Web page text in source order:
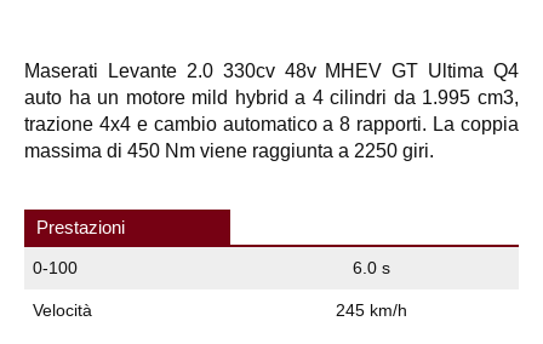
Maserati Levante 2.0 330cv 48v MHEV GT Ultima Q4
auto ha un motore mild hybrid a 4 cilindri da 1.995 cm3,
trazione 4x4 e cambio automatico a 8 rapporti. La coppia
massima di 450 Nm viene raggiunta a 2250 giri.
Prestazioni
0-100 6.0 s
Velocità 245 km/h